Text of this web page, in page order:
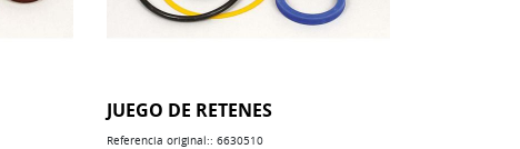
JUEGO DE RETENES
Referencia original:: 6630510